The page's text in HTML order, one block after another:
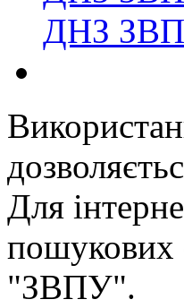
ДНЗ
Для
пошукових
"ЗВПУ".